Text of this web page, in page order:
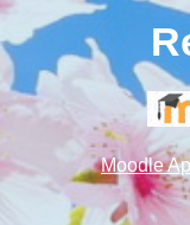
Moodle